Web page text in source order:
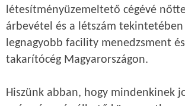
létesítményüzemeltető cégévé
árbevétel és a létszám
legnagyobb facility menedzsment és
takarítócég Magyarországon.
Hiszünk abban, hogy mindenkinek